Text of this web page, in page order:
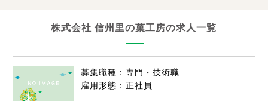
株式会社 信州里の菓工房の求人一覧
募集職種：専門・技術職
雇用形態：正社員